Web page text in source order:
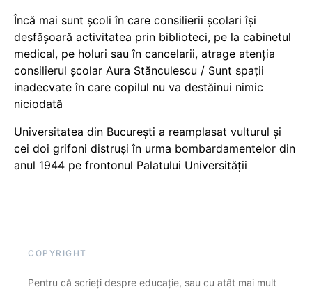
Încă mai sunt școli în care consilierii școlari își
desfășoară activitatea prin biblioteci, pe la cabinetul
medical, pe holuri sau în cancelarii, atrage atenția
consilierul școlar Aura Stănculescu / Sunt spații
inadecvate în care copilul nu va destăinui nimic
niciodată
Universitatea din București a reamplasat vulturul și
cei doi grifoni distruși în urma bombardamentelor din
anul 1944 pe frontonul Palatului Universității
COPYRIGHT
Pentru că scrieți despre educație, sau cu atât mai mult